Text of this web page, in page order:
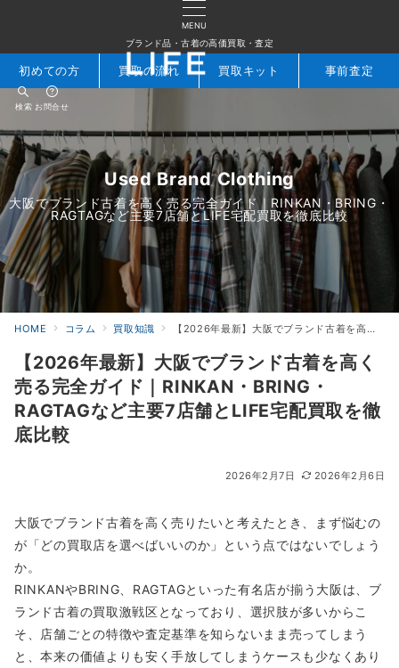
MENU
ブランド品・古着の高価買取・査定
検索 お問合せ
初めての方 買取の流れ 買取キット 事前査定
Used Brand Clothing
大阪でブランド古着を高く売る完全ガイド｜RINKAN・BRING・
RAGTAGなど主要7店舗とLIFE宅配買取を徹底比較
HOME コラム 買取知識 【2026年最新】大阪でブランド古着を高く売る完全ガイド｜RINKAN・BRING・RAGTAGなど主要7店舗とLIFE宅配買取を徹底比較
【2026年最新】大阪でブランド古着を高く
売る完全ガイド｜RINKAN・BRING・
RAGTAGなど主要7店舗とLIFE宅配買取を徹
底比較
2026年2月7日 2026年2月6日
大阪でブランド古着を高く売りたいと考えたとき、まず悩むの
が「どの買取店を選べばいいのか」という点ではないでしょう
か。
RINKANやBRING、RAGTAGといった有名店が揃う大阪は、ブ
ランド古着の買取激戦区となっており、選択肢が多いからこ
そ、店舗ごとの特徴や査定基準を知らないまま売ってしまう
と、本来の価値よりも安く手放してしまうケースも少なくあり